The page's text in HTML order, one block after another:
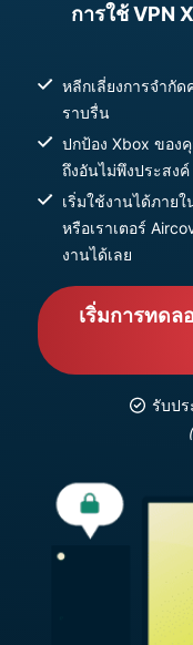
การใช้ VPN
หลีกเลี่ยงการจำกัด
ราบรื่น
ปกป้อง Xbox ของ
ถึงอันไม่พึงประสงค์
เริ่มใช้งานได้ภาย
หรือเราเตอร์
งานได้เลย
เริ่มการทดล
รับป